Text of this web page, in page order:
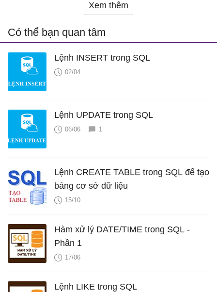
Xem thêm
Có thể bạn quan tâm
Lệnh INSERT trong SQL
02/04
Lệnh UPDATE trong SQL
06/06 1
Lệnh CREATE TABLE trong SQL để tạo
bảng cơ sở dữ liệu
15/10
Hàm xử lý DATE/TIME trong SQL -
Phần 1
17/06
Lệnh LIKE trong SQL